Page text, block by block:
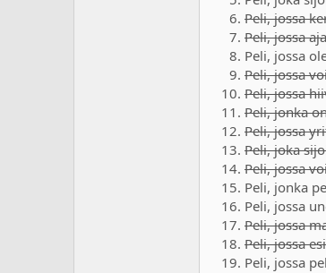
Peli, jossa
Peli, jossa
Peli, jossa
Peli, jossa
Peli, jossa
Peli, jonka
Peli, jossa
Peli, joka
Peli, jossa
Peli, jonka
Peli, jossa
Peli, jossa
Peli, jossa
Peli, jossa